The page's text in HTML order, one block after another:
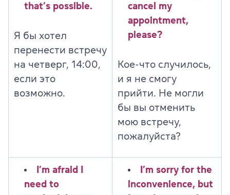
that’s possible.
Я бы хотел
перенести встречу
на четверг, 14:00,
если это
возможно.
cancel my
appointment,
please?
Кое-что случилось,
и я не смогу
прийти. Не могли
бы вы отменить
мою встречу,
пожалуйста?
I’m afraid I
need to
I’m sorry for the
inconvenience, but